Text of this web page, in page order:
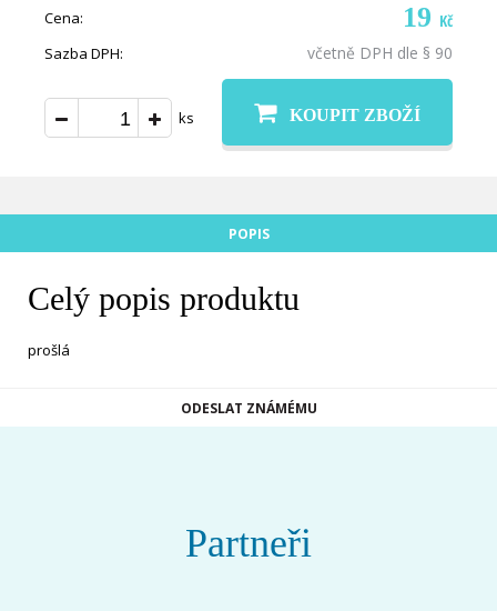
Cena: 19 Kč
Sazba DPH: včetně DPH dle § 90
ks KOUPIT ZBOŽÍ
POPIS
Celý popis produktu
prošlá
ODESLAT ZNÁMÉMU
Partneři